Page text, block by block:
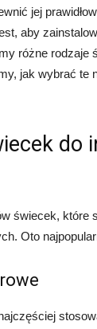
jej
aby
różne rodzaje
jak wybrać te
do
świecek, które
Oto